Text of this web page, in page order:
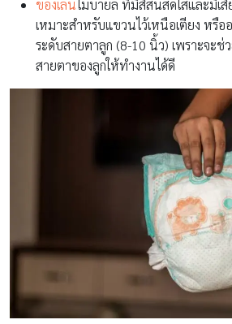
ของเล่นโมบายล์ ที่มีสีสันสดใสและมีเสี
เหมาะสำหรับแขวนไว้เหนือเตียง หรือ
ระดับสายตาลูก (8-10 นิ้ว) เพราะจะ
สายตาของลูกให้ทำงานได้ดี